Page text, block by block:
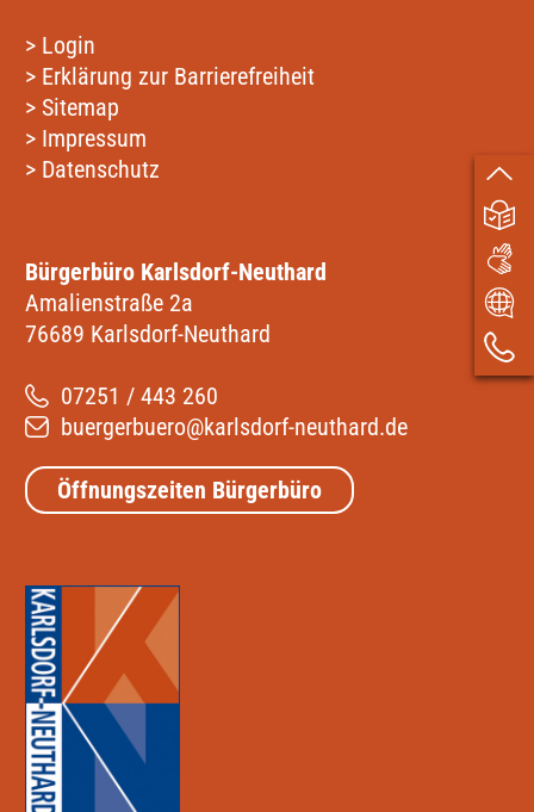
> Login
> Erklärung zur Barrierefreiheit
> Sitemap
> Impressum
> Datenschutz
Bürgerbüro Karlsdorf-Neuthard
Amalienstraße 2a
76689 Karlsdorf-Neuthard
07251 / 443 260
buergerbuero@karlsdorf-neuthard.de
Öffnungszeiten Bürgerbüro